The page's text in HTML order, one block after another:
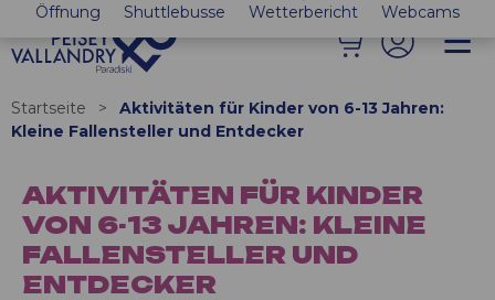
Öffnung Shuttlebusse Wetterbericht Webcams
Startseite >
Aktivitäten für Kinder von 6-13 Jahren:
Kleine Fallensteller und Entdecker
AKTIVITÄTEN FÜR KINDER
VON 6-13 JAHREN: KLEINE
FALLENSTELLER UND
ENTDECKER